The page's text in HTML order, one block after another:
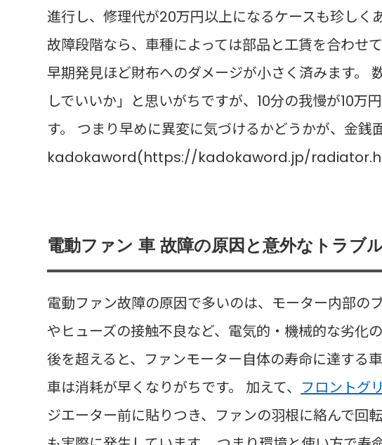
進行し、修理代が20万円以上になるケースも珍しく
故障段階なら、車種によっては部品と工賃を合わせ
早期発見ほど財布へのダメージが小さく済みます。
しでいいか」と思いがちですが、10分の我慢が10万
す。 つまり早めに異変に気づけるかどうかが、金銭
kadokaword(https://kadokaword.jp/
電動ファン 車 故障の原因と意外なトラブ
電動ファン故障の原因で多いのは、モーター内部の
やヒューズの接触不良など、電気的・機械的な劣化
後を超えると、ファンモーター自体の寿命に達する
車は消耗が早くなりがちです。 加えて、 フロントグ
ジエーター前に貼りつき、ファンの羽根に絡んで回